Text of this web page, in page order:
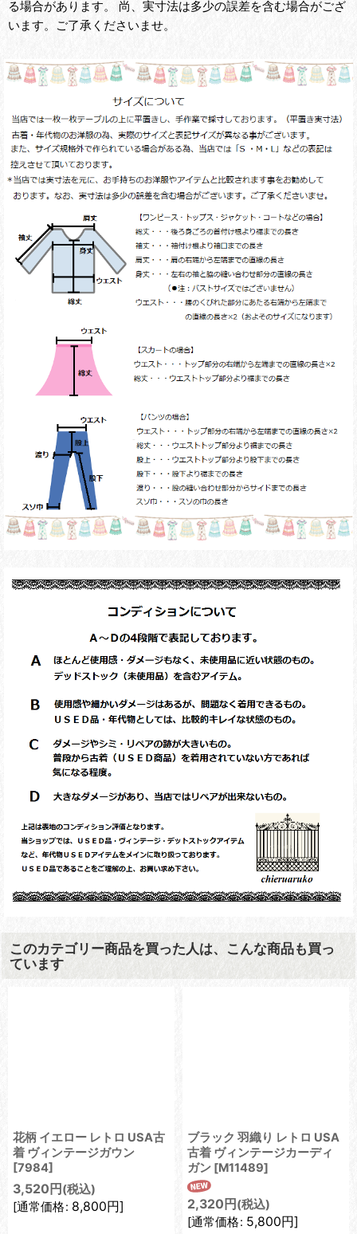
る場合があります。 尚、実寸法は多少の誤差を含む場合がござ
います。ご了承くださいませ。
このカテゴリー商品を買った人は、こんな商品も買っ
ています
花柄 イエロー レトロ USA古
着 ヴィンテージガウン
[7984]
3,520 円 (税込)
[通常価格: 8,800円]
ブラック 羽織り レトロ USA
古着 ヴィンテージカーディ
ガン [M11489]
2,320 円 (税込)
[通常価格: 5,800円]